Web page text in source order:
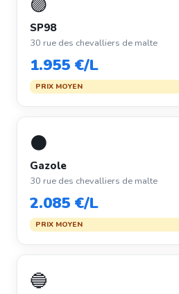
🟣
SP98
30 rue des chevalliers de malte
1.955 €/L
PRIX MOYEN
⚫
Gazole
30 rue des chevalliers de malte
2.085 €/L
PRIX MOYEN
🔵